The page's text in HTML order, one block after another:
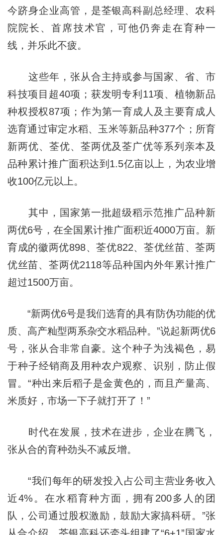
今跻身企业高管，是荃银高科副总经理、农科
院院长、首席技术官，可他仍奔走在育种一
线，并乐此不疲。
这些年，张从合主持或参与国家、省、市
科技项目超40项；获发明专利11项、植物新品
种权授权87项；作为第一育成人及主要育成人
选育通过审定水稻、玉米等新品种377个；所育
新两优、荃优、荃两优及荃广优等系列亲本及
品种累计推广面积达到1.5亿亩以上，为农业增
收100亿元以上。
其中，国家第一批超级稻示范推广品种新
两优6号，在全国累计推广面积近4000万亩。新
育成的徽两优898、荃优822、荃优丝苗、荃两
优丝苗、荃两优2118等品种国内外年累计推广
超过1500万亩。
“新两优6号是我们选育的具有防伪功能的优
质、高产籼型两系杂交水稻品种。”说起新两优6
号，张从合非常自豪。这个种子为浅褐色，易
于种子经销商及用种农户观察、识别，防止假
冒。“种出来后稻子是金黄色的，而且产量高、
米质好，市场一下子就打开了！”
时代在发展，技术在进步，企业在腾飞，
张从合的育种劲头不减反增。
“我们每年的研发投入占公司主营业务收入
近4%。在水稻育种方面，拥有200多人的团
队，公司通过股权激励，鼓励大家搞科研。”张
从合介绍，荃银高科还牵头组建了“6+1”国家水